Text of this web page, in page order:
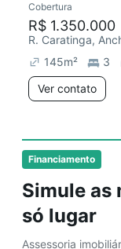
Financiamento
Simule as
só lugar
Assessoria
Redecorar
Cobertura
R$ 1.350.000
R. Caratinga,
145m² 3
Ver contato